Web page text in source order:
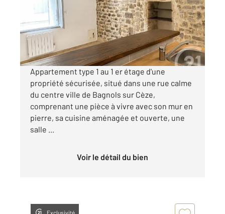
Appartement Studio à louer
360 €
par mois charges comprises
Appartement type 1 au 1 er étage d'une
propriété sécurisée, situé dans une rue calme
du centre ville de Bagnols sur Cèze,
comprenant une pièce à vivre avec son mur en
pierre, sa cuisine aménagée et ouverte, une
salle ...
Voir le détail du bien
Exclusivité